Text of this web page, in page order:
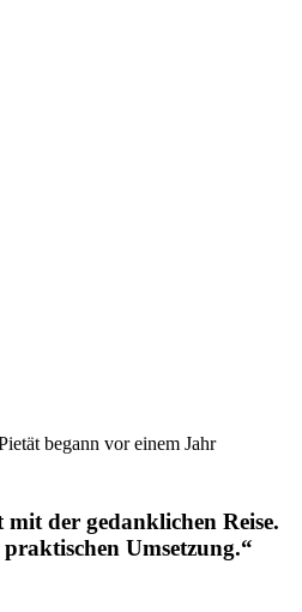
begann vor einem Jahr
mit der gedanklichen Reise.
Umsetzung.“